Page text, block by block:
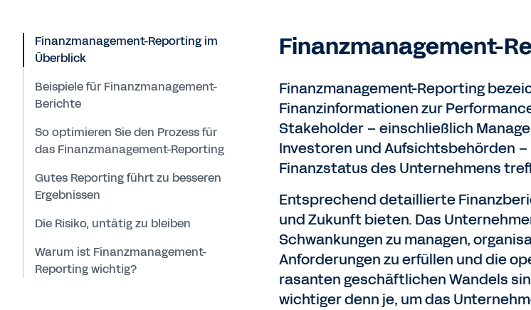
Finanzmanagement-Reporting im
Überblick
Beispiele für Finanzmanagement-
Berichte
So optimieren Sie den Prozess für
das Finanzmanagement-Reporting
Gutes Reporting führt zu besseren
Ergebnissen
Die Risiko, untätig zu bleiben
Warum ist Finanzmanagement-
Reporting wichtig?
Finanzmanagement-
Finanzmanagement-Reporting
Finanzinformationen zur
Stakeholder – einschließlich
Investoren und Aufsichtsbehörden
Finanzstatus des Unternehmens
Entsprechend detaillierte
und Zukunft bieten. Das
Schwankungen zu managen,
Anforderungen zu erfüllen und die
rasanten geschäftlichen Wandels
wichtiger denn je, um das